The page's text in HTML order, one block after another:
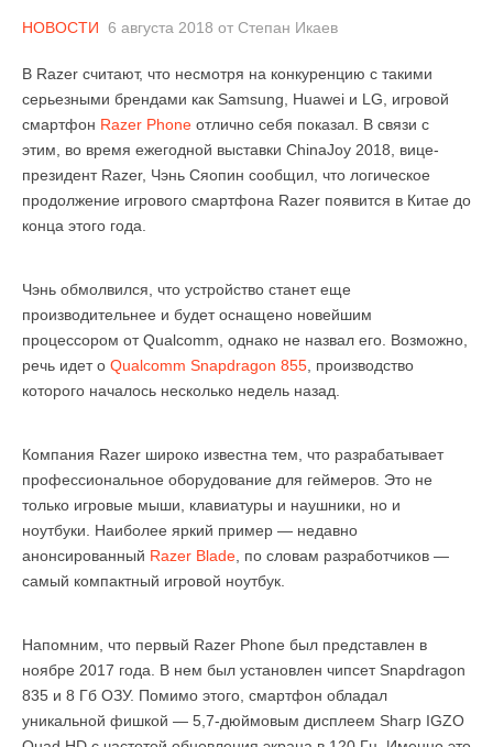
НОВОСТИ 6 августа 2018 от Степан Икаев
В Razer считают, что несмотря на конкуренцию с такими
серьезными брендами как Samsung, Huawei и LG, игровой
смартфон Razer Phone отлично себя показал. В связи с
этим, во время ежегодной выставки ChinaJoy 2018, вице-
президент Razer, Чэнь Сяопин сообщил, что логическое
продолжение игрового смартфона Razer появится в Китае до
конца этого года.
Чэнь обмолвился, что устройство станет еще
производительнее и будет оснащено новейшим
процессором от Qualcomm, однако не назвал его. Возможно,
речь идет о Qualcomm Snapdragon 855 , производство
которого началось несколько недель назад.
Компания Razer широко известна тем, что разрабатывает
профессиональное оборудование для геймеров. Это не
только игровые мыши, клавиатуры и наушники, но и
ноутбуки. Наиболее яркий пример — недавно
анонсированный Razer Blade , по словам разработчиков —
самый компактный игровой ноутбук.
Напомним, что первый Razer Phone был представлен в
ноябре 2017 года. В нем был установлен чипсет Snapdragon
835 и 8 Гб ОЗУ. Помимо этого, смартфон обладал
уникальной фишкой — 5,7-дюймовым дисплеем Sharp IGZO